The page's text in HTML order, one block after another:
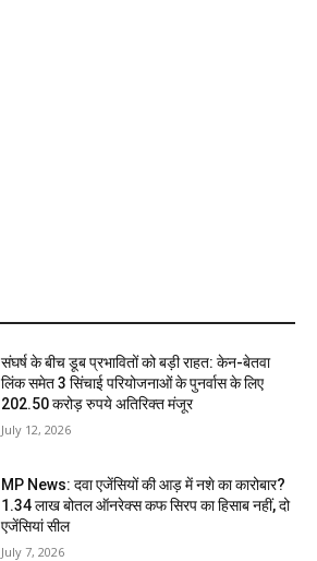
संघर्ष के बीच डूब प्रभावितों को बड़ी राहत: केन-बेतवा
लिंक समेत 3 सिंचाई परियोजनाओं के पुनर्वास के लिए
202.50 करोड़ रुपये अतिरिक्त मंजूर
July 12, 2026
MP News: दवा एजेंसियों की आड़ में नशे का कारोबार?
1.34 लाख बोतल ऑनरेक्स कफ सिरप का हिसाब नहीं, दो
एजेंसियां सील
July 7, 2026